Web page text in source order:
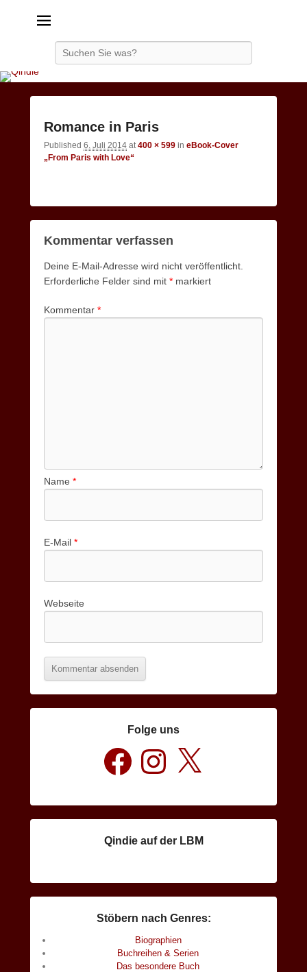
Romance in Paris
Published 6. Juli 2014 at400 × 599 in eBook-Cover
„From Paris with Love“
Kommentar verfassen
Deine E-Mail-Adresse wird nicht veröffentlicht.
Erforderliche Felder sind mit * markiert
Kommentar *
Name *
E-Mail *
Webseite
Folge uns
Facebook Instagram
Qindie auf der LBM
Stöbern nach Genres:
Biographien
Buchreihen & Serien
Das besondere Buch